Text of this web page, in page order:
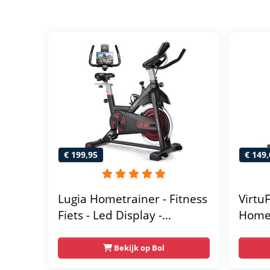
€ 199,95
Lugia Hometrainer - Fitness
Fiets - Led Display -
weerstand niveaus -
Hartslagfunctie - Max 130kg
Bekijk op Bol
€